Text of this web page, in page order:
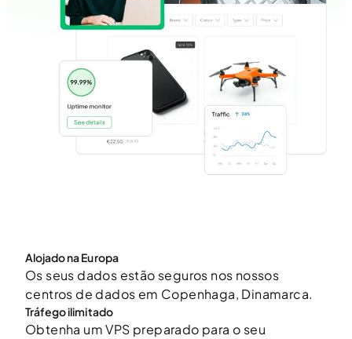
Alojado na Europa
Os seus dados estão seguros nos nossos
centros de dados em Copenhaga, Dinamarca.
Tráfego ilimitado
Obtenha um VPS preparado para o seu